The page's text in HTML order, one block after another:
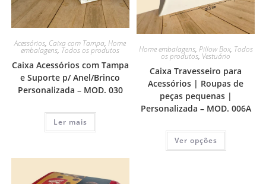
Acessórios, Caixa com Tampa,Home
embalagens, Todos os produtos
Caixa Acessórios com Tampa
e Suporte p/ Anel/Brinco
Personalizada – MOD. 030
Ler mais
Home embalagens, Pillow Box, Todos
os produtos, Vestuário
Caixa Travesseiro para
Acessórios | Roupas de
peças pequenas |
Personalizada – MOD. 006A
Ver opções